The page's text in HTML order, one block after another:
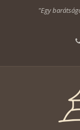
"Egy